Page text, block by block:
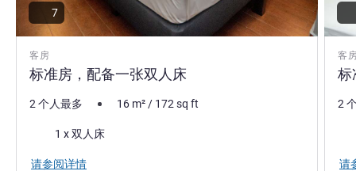
客房
标准房，配备一张双人床
7
2 个人最多 16 m²/ 172sq ft
床上用品1 x 双人床
请参阅详情
客
标
2
请